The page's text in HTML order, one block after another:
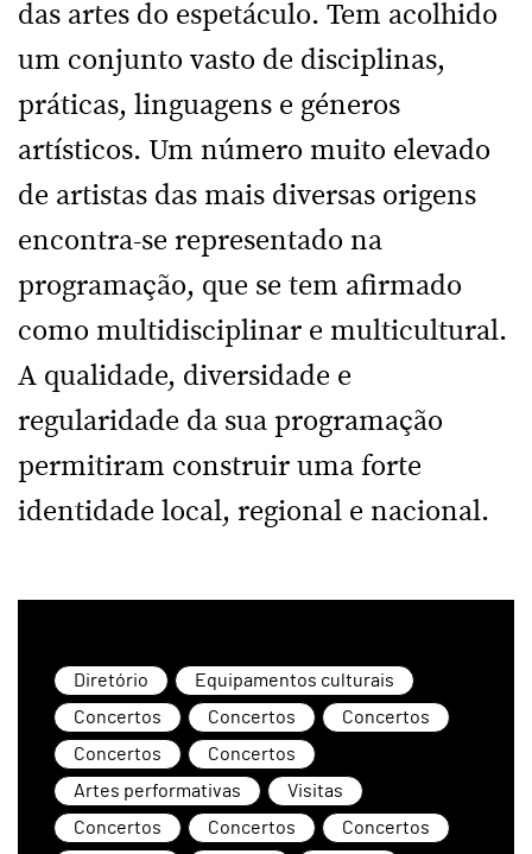
das artes do espetáculo. Tem acolhido
um conjunto vasto de disciplinas,
práticas, linguagens e géneros
artísticos. Um número muito elevado
de artistas das mais diversas origens
encontra-se representado na
programação, que se tem afirmado
como multidisciplinar e multicultural.
A qualidade, diversidade e
regularidade da sua programação
permitiram construir uma forte
identidade local, regional e nacional.
Diretório
Equipamentos culturais
Concertos
Concertos
Concertos
Concertos
Concertos
Artes performativas
Visitas
Concertos
Concertos
Concertos